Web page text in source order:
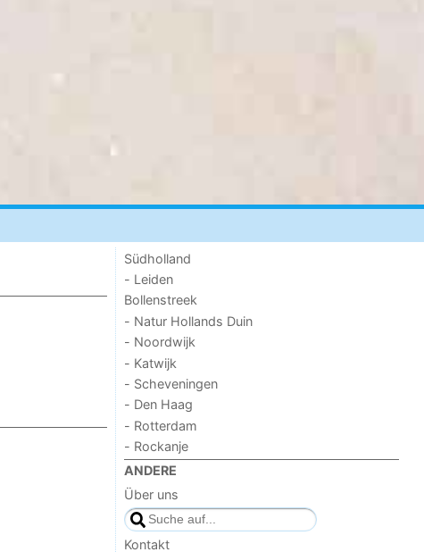
Südholland
- Leiden
Bollenstreek
- Natur Hollands Duin
- Noordwijk
- Katwijk
- Scheveningen
- Den Haag
- Rotterdam
- Rockanje
ANDERE
Über uns
Kontakt